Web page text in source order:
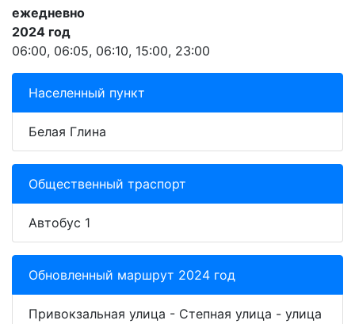
ежедневно
2024 год
06:00, 06:05, 06:10, 15:00, 23:00
Населенный пункт
Белая Глина
Общественный траспорт
Автобус 1
Обновленный маршрут 2024 год
Привокзальная улица - Степная улица - улица